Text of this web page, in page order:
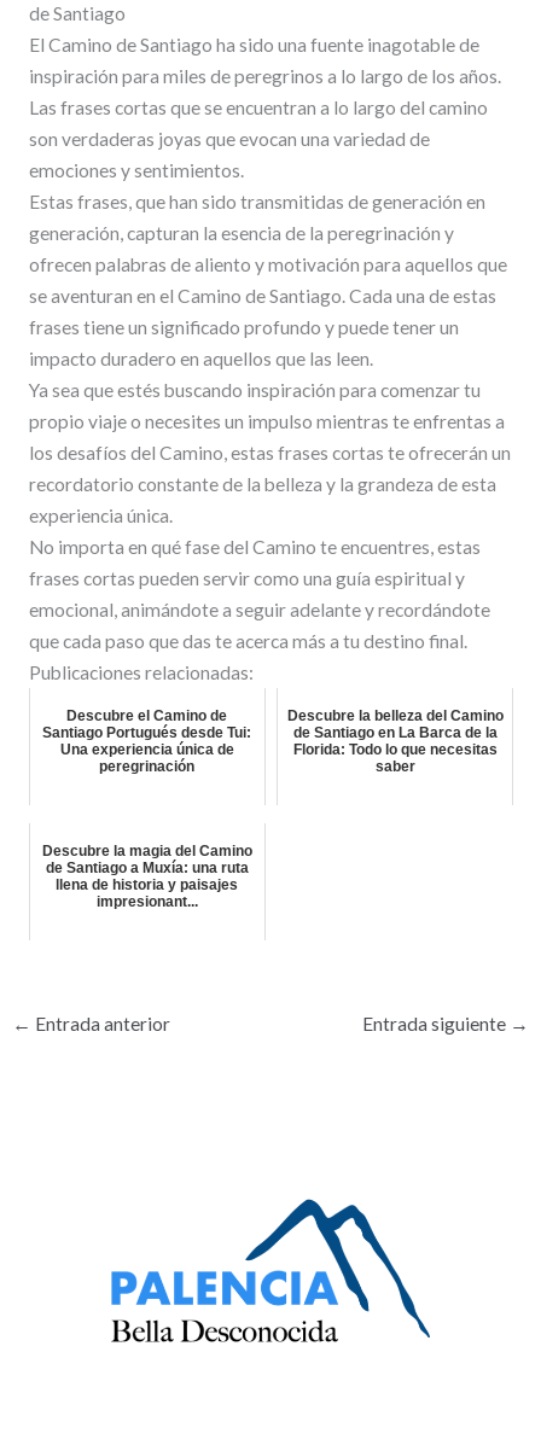
de Santiago
El Camino de Santiago ha sido una fuente inagotable de
inspiración para miles de peregrinos a lo largo de los años.
Las frases cortas que se encuentran a lo largo del camino
son verdaderas joyas que evocan una variedad de
emociones y sentimientos.
Estas frases, que han sido transmitidas de generación en
generación, capturan la esencia de la peregrinación y
ofrecen palabras de aliento y motivación para aquellos que
se aventuran en el Camino de Santiago. Cada una de estas
frases tiene un significado profundo y puede tener un
impacto duradero en aquellos que las leen.
Ya sea que estés buscando inspiración para comenzar tu
propio viaje o necesites un impulso mientras te enfrentas a
los desafíos del Camino, estas frases cortas te ofrecerán un
recordatorio constante de la belleza y la grandeza de esta
experiencia única.
No importa en qué fase del Camino te encuentres, estas
frases cortas pueden servir como una guía espiritual y
emocional, animándote a seguir adelante y recordándote
que cada paso que das te acerca más a tu destino final.
Publicaciones relacionadas:
Descubre el Camino de
Santiago Portugués desde Tui:
Una experiencia única de
peregrinación
Descubre la belleza del Camino
de Santiago en La Barca de la
Florida: Todo lo que necesitas
saber
Descubre la magia del Camino
de Santiago a Muxía: una ruta
llena de historia y paisajes
impresionant...
← Entrada anterior Entrada siguiente →